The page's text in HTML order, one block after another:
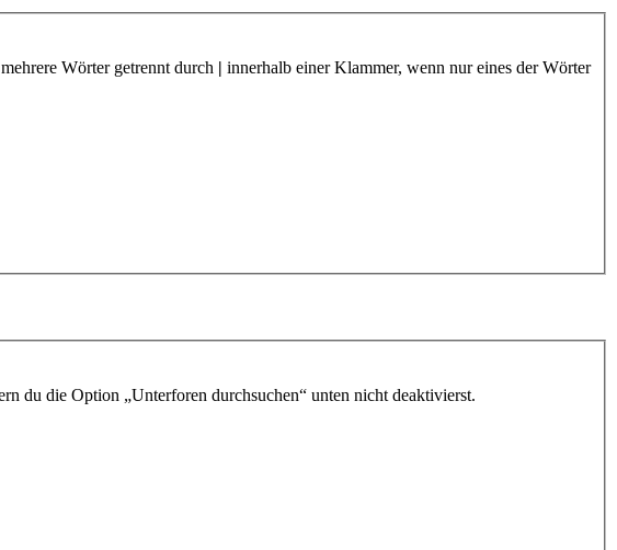
Wörter getrennt durch | innerhalb einer Klammer, wenn nur eines der Wörter
du die Option „Unterforen durchsuchen“ unten nicht deaktivierst.